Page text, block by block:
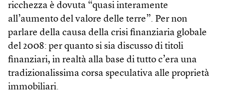
ricchezza è dovuta “quasi interamente
all’aumento del valore delle terre”. Per non
parlare della causa della crisi finanziaria globale
del 2008: per quanto si sia discusso di titoli
finanziari, in realtà alla base di tutto c’era una
tradizionalissima corsa speculativa alle proprietà
immobiliari.